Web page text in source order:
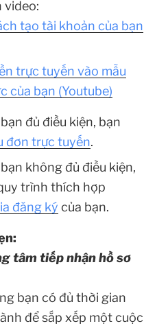
video:
tạo tài khoản của bạn
trực tuyến vào mẫu
của bạn (Youtube)
đủ điều kiện, bạn
đơn trực tuyến.
không đủ điều kiện,
trình thích hợp
đăng ký của bạn.
tâm tiếp nhận hồ sơ
bạn có đủ thời gian
để sắp xếp một cuộc